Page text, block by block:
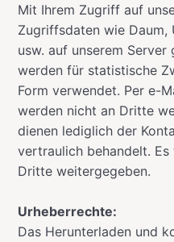
Mit Ihrem Zugriff auf
Zugriffsdaten wie
usw. auf unserem
werden für statistische
Form verwendet. Per e-
werden nicht an Dritte
dienen lediglich der
vertraulich behandelt.
Dritte weitergegeben.
Urheberrechte:
Das Herunterladen und